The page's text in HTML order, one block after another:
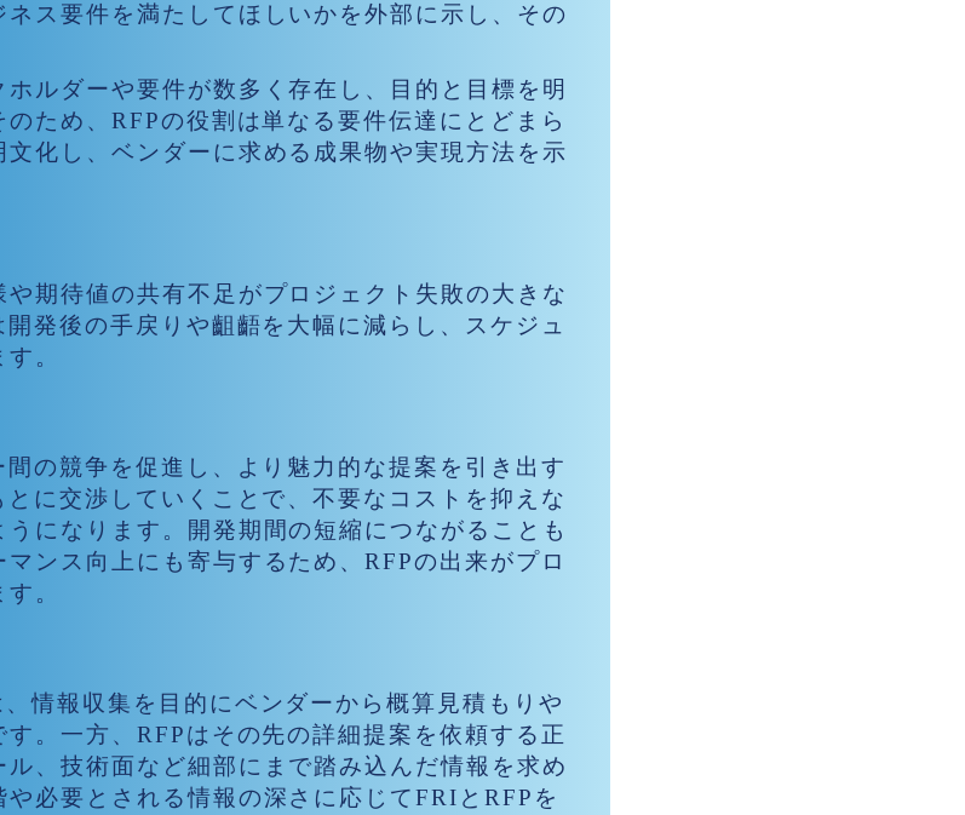
ス要件を満たしてほしいかを外部に示し、その
ルダーや要件が数多く存在し、目的と目標を明
ため、RFPの役割は単なる要件伝達にとどまら
化し、ベンダーに求める成果物や実現方法を示
期待値の共有不足がプロジェクト失敗の大きな
発後の手戻りや齟齬を大幅に減らし、スケジュ
。
の競争を促進し、より魅力的な提案を引き出す
に交渉していくことで、不要なコストを抑えな
になります。開発期間の短縮につながることも
ンス向上にも寄与するため、RFPの出来がプロ
。
情報収集を目的にベンダーから概算見積もりや
。一方、RFPはその先の詳細提案を依頼する正
、技術面など細部にまで踏み込んだ情報を求め
必要とされる情報の深さに応じてFRIとRFPを